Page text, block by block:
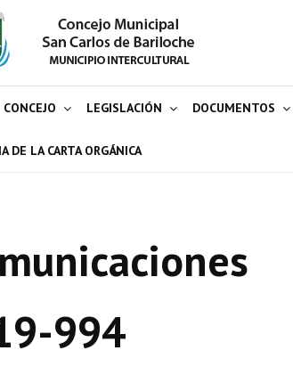
CONCEJO LEGISLACIÓN DOCUMENTOS
DE LA CARTA ORGÁNICA
994